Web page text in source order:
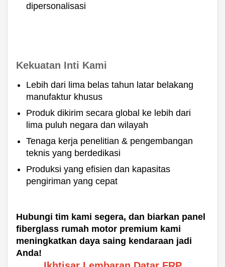
dipersonalisasi
Kekuatan Inti Kami
Lebih dari lima belas tahun latar belakang
manufaktur khusus
Produk dikirim secara global ke lebih dari
lima puluh negara dan wilayah
Tenaga kerja penelitian & pengembangan
teknis yang berdedikasi
Produksi yang efisien dan kapasitas
pengiriman yang cepat
Hubungi tim kami segera, dan biarkan panel
fiberglass rumah motor premium kami
meningkatkan daya saing kendaraan jadi
Anda!